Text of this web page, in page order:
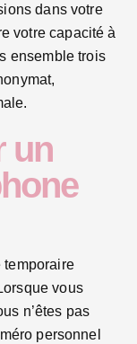
dans votre
votre capacité à
ensemble trois
un
temporaire
vous
n’êtes pas
personnel